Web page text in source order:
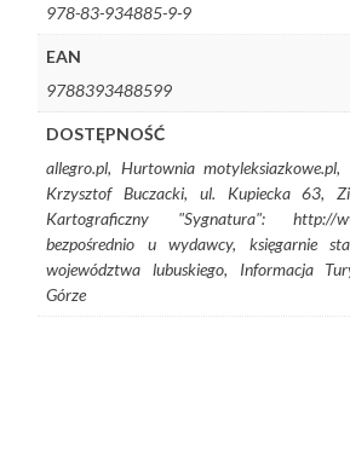
978-83-934885-9-9
EAN
9788393488599
DOSTĘPNOŚĆ
allegro.pl, Hurtownia motyleksiazkowe.pl,
Krzysztof Buczacki, ul. Kupiecka 63,
Kartograficzny "Sygnatura": http://
bezpośrednio u wydawcy, księgarnie
województwa lubuskiego, Informacja
Górze